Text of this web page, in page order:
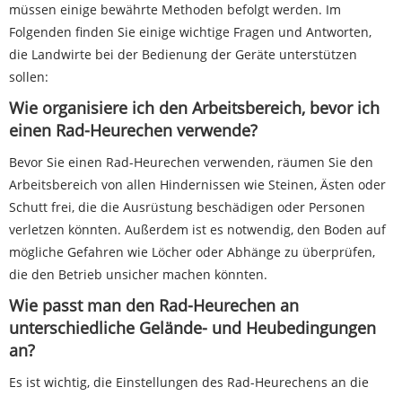
müssen einige bewährte Methoden befolgt werden. Im
Folgenden finden Sie einige wichtige Fragen und Antworten,
die Landwirte bei der Bedienung der Geräte unterstützen
sollen:
Wie organisiere ich den Arbeitsbereich, bevor ich
einen Rad-Heurechen verwende?
Bevor Sie einen Rad-Heurechen verwenden, räumen Sie den
Arbeitsbereich von allen Hindernissen wie Steinen, Ästen oder
Schutt frei, die die Ausrüstung beschädigen oder Personen
verletzen könnten. Außerdem ist es notwendig, den Boden auf
mögliche Gefahren wie Löcher oder Abhänge zu überprüfen,
die den Betrieb unsicher machen könnten.
Wie passt man den Rad-Heurechen an
unterschiedliche Gelände- und Heubedingungen
an?
Es ist wichtig, die Einstellungen des Rad-Heurechens an die